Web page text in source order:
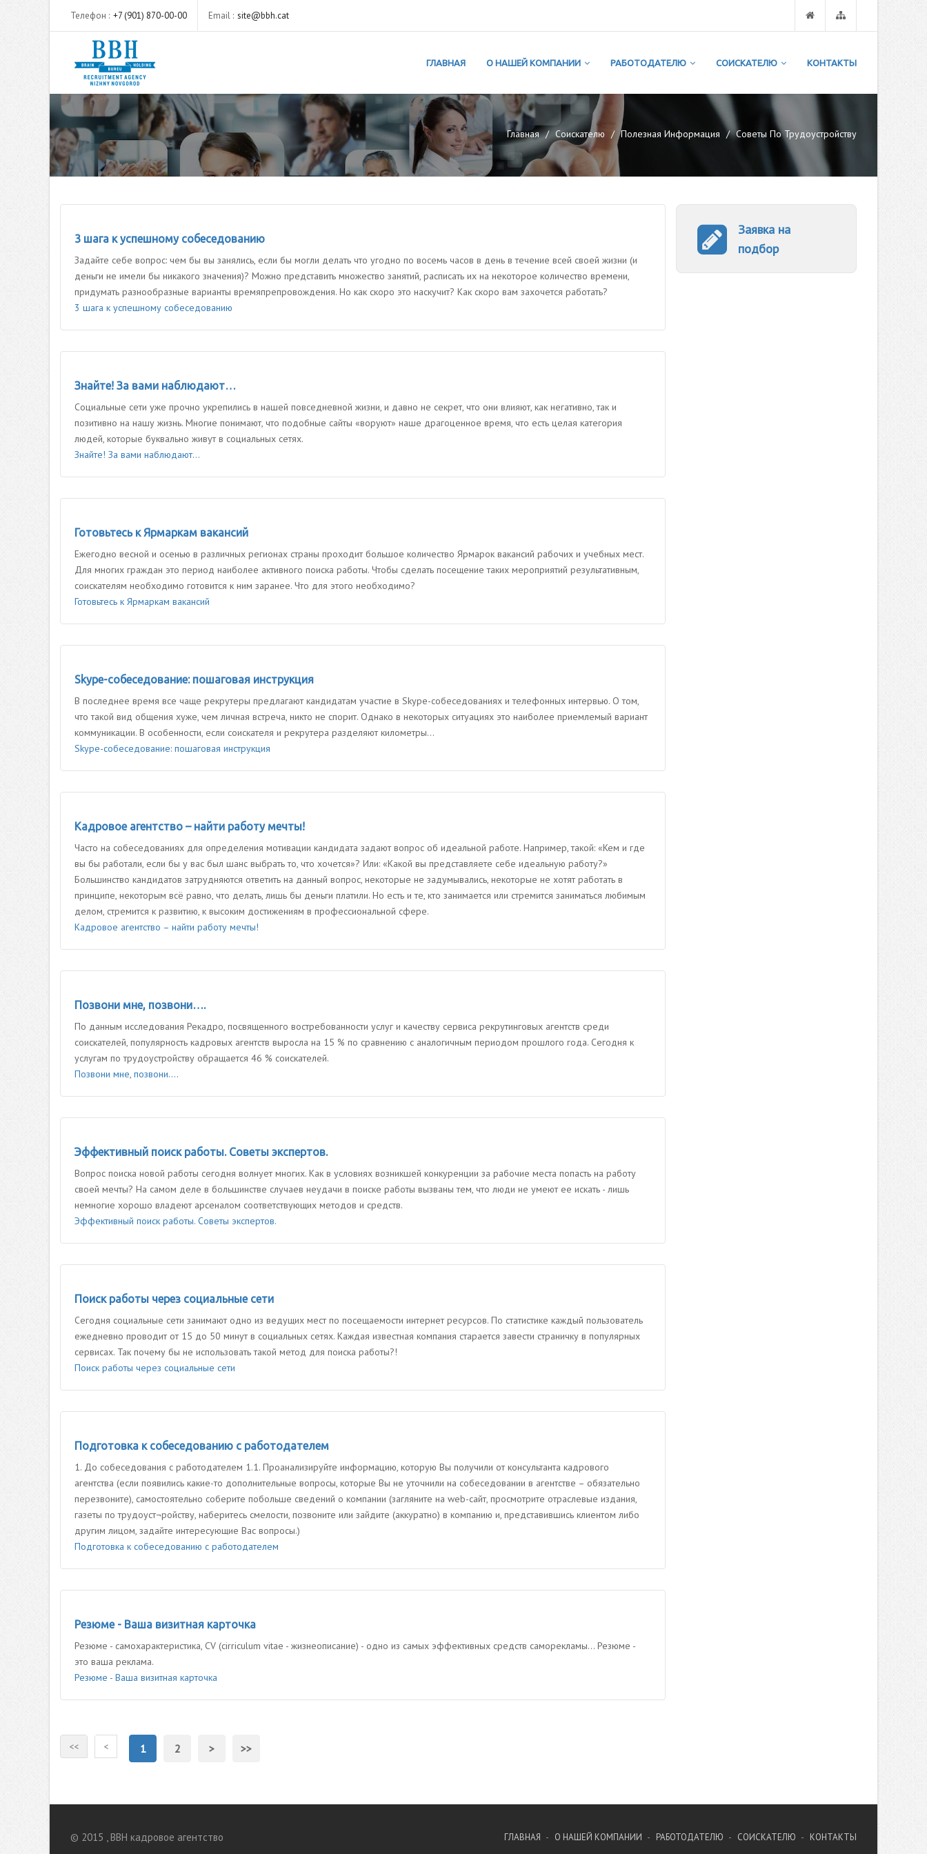
Телефон : +7 (901) 870-00-00 Email : site@bbh.cat
ГЛАВНАЯ О НАШЕЙ КОМПАНИИ РАБОТОДАТЕЛЮ СОИСКАТЕЛЮ КОНТАКТЫ
Главная Соискателю Полезная Информация Советы По Трудоустройству
3 шага к успешному собеседованию
Задайте себе вопрос: чем бы вы занялись, если бы могли делать что угодно по восемь часов в день в течение всей своей жизни (и
деньги не имели бы никакого значения)? Можно представить множество занятий, расписать их на некоторое количество времени,
придумать разнообразные варианты времяпрепровождения. Но как скоро это наскучит? Как скоро вам захочется работать?
3 шага к успешному собеседованию
Знайте! За вами наблюдают…
Социальные сети уже прочно укрепились в нашей повседневной жизни, и давно не секрет, что они влияют, как негативно, так и
позитивно на нашу жизнь. Многие понимают, что подобные сайты «воруют» наше драгоценное время, что есть целая категория
людей, которые буквально живут в социальных сетях.
Знайте! За вами наблюдают…
Готовьтесь к Ярмаркам вакансий
Ежегодно весной и осенью в различных регионах страны проходит большое количество Ярмарок вакансий рабочих и учебных мест.
Для многих граждан это период наиболее активного поиска работы. Чтобы сделать посещение таких мероприятий результативным,
соискателям необходимо готовится к ним заранее. Что для этого необходимо?
Готовьтесь к Ярмаркам вакансий
Skype-собеседование: пошаговая инструкция
В последнее время все чаще рекрутеры предлагают кандидатам участие в Skype-собеседованиях и телефонных интервью. О том,
что такой вид общения хуже, чем личная встреча, никто не спорит. Однако в некоторых ситуациях это наиболее приемлемый вариант
коммуникации. В особенности, если соискателя и рекрутера разделяют километры...
Skype-собеседование: пошаговая инструкция
Кадровое агентство – найти работу мечты!
Часто на собеседованиях для определения мотивации кандидата задают вопрос об идеальной работе. Например, такой: «Кем и где
вы бы работали, если бы у вас был шанс выбрать то, что хочется»? Или: «Какой вы представляете себе идеальную работу?»
Большинство кандидатов затрудняются ответить на данный вопрос, некоторые не задумывались, некоторые не хотят работать в
принципе, некоторым всё равно, что делать, лишь бы деньги платили. Но есть и те, кто занимается или стремится заниматься любимым
делом, стремится к развитию, к высоким достижениям в профессиональной сфере.
Кадровое агентство – найти работу мечты!
Позвони мне, позвони….
По данным исследования Рекадро, посвященного востребованности услуг и качеству сервиса рекрутинговых агентств среди
соискателей, популярность кадровых агентств выросла на 15 % по сравнению с аналогичным периодом прошлого года. Сегодня к
услугам по трудоустройству обращается 46 % соискателей.
Позвони мне, позвони….
Эффективный поиск работы. Советы экспертов.
Вопрос поиска новой работы сегодня волнует многих. Как в условиях возникшей конкуренции за рабочие места попасть на работу
своей мечты? На самом деле в большинстве случаев неудачи в поиске работы вызваны тем, что люди не умеют ее искать - лишь
немногие хорошо владеют арсеналом соответствующих методов и средств.
Эффективный поиск работы. Советы экспертов.
Поиск работы через социальные сети
Сегодня социальные сети занимают одно из ведущих мест по посещаемости интернет ресурсов. По статистике каждый пользователь
ежедневно проводит от 15 до 50 минут в социальных сетях. Каждая известная компания старается завести страничку в популярных
сервисах. Так почему бы не использовать такой метод для поиска работы?!
Поиск работы через социальные сети
Подготовка к собеседованию с работодателем
1. До собеседования с работодателем 1.1. Проанализируйте информацию, которую Вы получили от консультанта кадрового
агентства (если появились какие-то дополнительные вопросы, которые Вы не уточнили на собеседовании в агентстве – обязательно
перезвоните), самостоятельно соберите побольше сведений о компании (загляните на web-сайт, просмотрите отраслевые издания,
газеты по трудоуст¬ройству, наберитесь смелости, позвоните или зайдите (аккуратно) в компанию и, представившись клиентом либо
другим лицом, задайте интересующие Вас вопросы.)
Подготовка к собеседованию с работодателем
Резюме - Ваша визитная карточка
Резюме - самохарактеристика, CV (cirriculum vitae - жизнеописание) - одно из самых эффективных средств саморекламы... Резюме -
это ваша реклама.
Резюме - Ваша визитная карточка
<< < 1 2 > >>
Заявка на
подбор
© 2015 , BBH кадровое агентство ГЛАВНАЯ О НАШЕЙ КОМПАНИИ РАБОТОДАТЕЛЮ СОИСКАТЕЛЮ КОНТАКТЫ